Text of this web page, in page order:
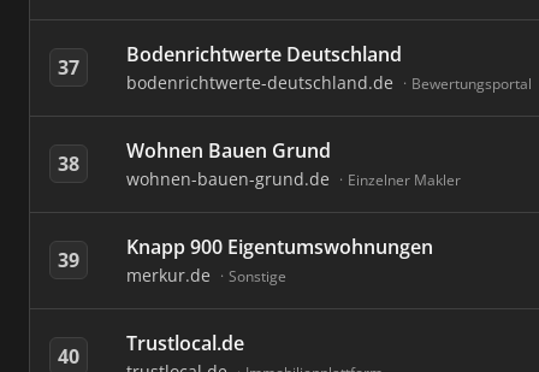
37 Bodenrichtwerte Deutschland
bodenrichtwerte-deutschland.de Bewertungsportal
38 Wohnen Bauen Grund
wohnen-bauen-grund.de Einzelner Makler
39 Knapp 900 Eigentumswohnungen
merkur.de Sonstige
40 Trustlocal.de